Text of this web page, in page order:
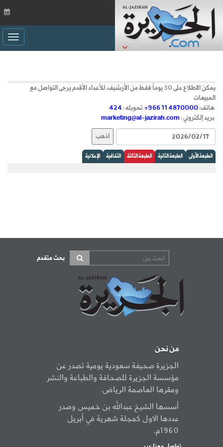
يمكن الاطلاع على 30 يوماً فقط من الأرشيف، للأعداد الأقدم يرجى التواصل مع
المبيعات
هاتف: +966 11 4870000 تحويله : 424
بريد إلكتروني : marketing@al-jazirah.com
الطبعة الأولى الطبعة الثانية الطبعة الثالثة الثقافية الإعلانية
بحث متقدم
من نحن
الجزيرة صحيفة سعودية يومية تصدر عن
مؤسسة الجزيرة للصحافة والطباعة والنشر
ومقرها العاصمة الرياض.
أسسها الشيخ عبدالله بن خميس وصدر
عددها الاول كمجلة شهرية في أبريل
1960م.